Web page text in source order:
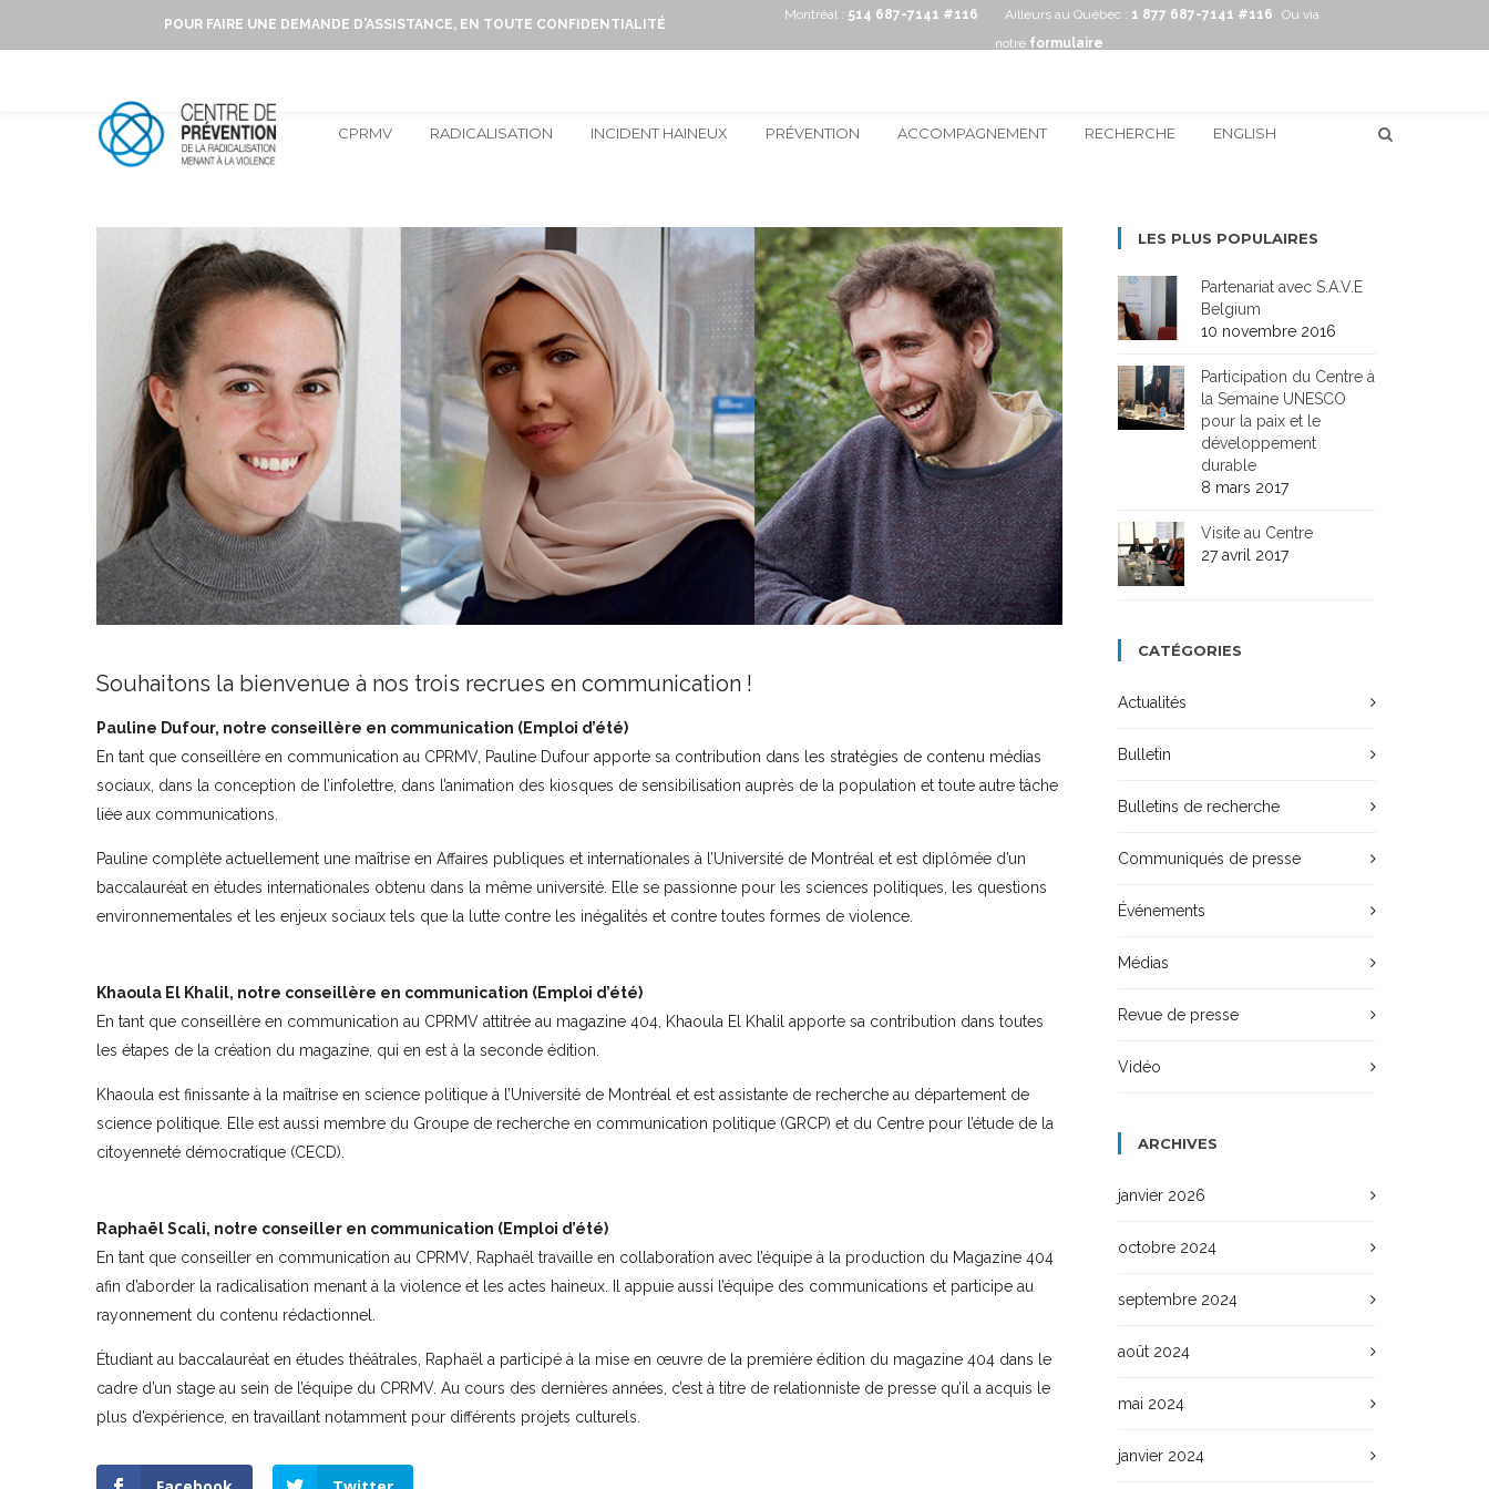
POUR FAIRE UNE DEMANDE D'ASSISTANCE, EN TOUTE CONFIDENTIALITÉ
Montréal : 514 687-7141 #116 Ailleurs au Québec : 1 877 687-7141 #116
Ou via
notre formulaire
CPRMV RADICALISATION INCIDENT HAINEUX PRÉVENTION ACCOMPAGNEMENT RECHERCHE ENGLISH
Souhaitons la bienvenue à nos trois recrues en communication !
Pauline Dufour, notre conseillère en communication (Emploi d’été)
En tant que conseillère en communication au CPRMV, Pauline Dufour apporte sa contribution dans les stratégies de contenu médias
sociaux, dans la conception de l’infolettre, dans l’animation des kiosques de sensibilisation auprès de la population et toute autre tâche
liée aux communications.
Pauline complète actuellement une maîtrise en Affaires publiques et internationales à l’Université de Montréal et est diplômée d’un
baccalauréat en études internationales obtenu dans la même université. Elle se passionne pour les sciences politiques, les questions
environnementales et les enjeux sociaux tels que la lutte contre les inégalités et contre toutes formes de violence.
Khaoula El Khalil, notre conseillère en communication (Emploi d’été)
En tant que conseillère en communication au CPRMV attitrée au magazine 404, Khaoula El Khalil apporte sa contribution dans toutes
les étapes de la création du magazine, qui en est à la seconde édition.
Khaoula est finissante à la maîtrise en science politique à l’Université de Montréal et est assistante de recherche au département de
science politique. Elle est aussi membre du Groupe de recherche en communication politique (GRCP) et du Centre pour l’étude de la
citoyenneté démocratique (CECD).
Raphaël Scali, notre conseiller en communication (Emploi d’été)
En tant que conseiller en communication au CPRMV, Raphaël travaille en collaboration avec l’équipe à la production du Magazine 404
afin d’aborder la radicalisation menant à la violence et les actes haineux. Il appuie aussi l’équipe des communications et participe au
rayonnement du contenu rédactionnel.
Étudiant au baccalauréat en études théâtrales, Raphaël a participé à la mise en œuvre de la première édition du magazine 404 dans le
cadre d’un stage au sein de l’équipe du CPRMV. Au cours des dernières années, c’est à titre de relationniste de presse qu’il a acquis le
plus d’expérience, en travaillant notamment pour différents projets culturels.
LES PLUS POPULAIRES
Partenariat avec S.A.V.E
Belgium
10 novembre 2016
Participation du Centre à
la Semaine UNESCO
pour la paix et le
développement
durable
8 mars 2017
Visite au Centre
27 avril 2017
CATÉGORIES
Actualités
Bulletin
Bulletins de recherche
Communiqués de presse
Événements
Médias
Revue de presse
Vidéo
ARCHIVES
janvier 2026
octobre 2024
septembre 2024
août 2024
mai 2024
janvier 2024